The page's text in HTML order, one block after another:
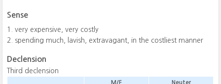
Sense
very expensive, very costly
spending much, lavish, extravagant, in the costliest manner
Declension
Third declension
M/F Neuter